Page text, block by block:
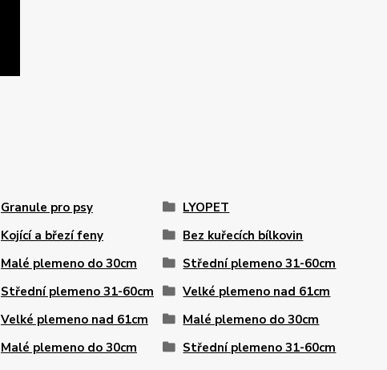
Granule pro psy
LYOPET
Kojící a březí feny
Bez kuřecích bílkovin
Malé plemeno do 30cm
Střední plemeno 31-60cm
Střední plemeno 31-60cm
Velké plemeno nad 61cm
Velké plemeno nad 61cm
Malé plemeno do 30cm
Malé plemeno do 30cm
Střední plemeno 31-60cm